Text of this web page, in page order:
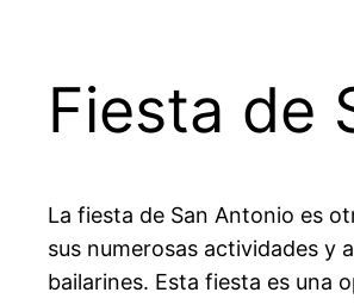
Fiesta de
La fiesta de San Antonio es
sus numerosas actividades y
bailarines. Esta fiesta es una